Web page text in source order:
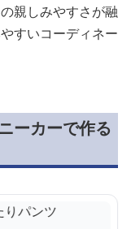
親しみやすさが融
すいコーディネー
ーカーで作る